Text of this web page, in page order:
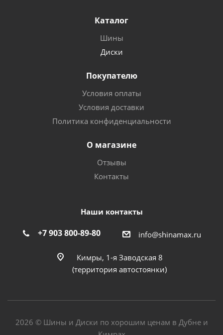
Каталог
Шины
Диски
Покупателю
Условия оплаты
Условия доставки
Политика конфиденциальности
О магазине
Отзывы
Контакты
Наши контакты
+7 903 800-89-80 info@shinamax.ru
Кимры, 1-я Заводская 8
(территория автостоянки)
2026 © Шины и Диски по хорошим ценам в Дубне и